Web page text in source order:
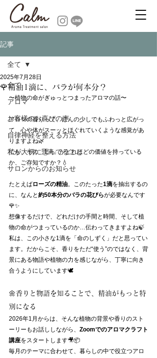
記事
全て
アロマ
お客様のお喜びの声
自律神経を整える方法
私が大切に思ってること
サロンからのお知らせ
全て
🌹精油1滴に、バラが何本分？
2025年7月28日
〜植物の命がぎゅっとつまったアロマの話〜
アロマの香りって、ほんの少しでもふわっと広がっ
て、心や体がスーッとほぐれていくような感覚があ
りますよね🌿
でも、その「1滴」がどれほどの価値を持っている
か、ご存知ですか？💧
たとえばローズの精油。このたった1滴を抽出するの
に、なんと約50本分のバラの花びらが必要なんです
🌹✨
想像するだけで、どれだけの手間と時間、そして植
物の命がつまっているのか…伝わってきますよね🍃
私は、この小さな1滴を「命のしずく」だと思ってい
ます。だからこそ、香りをただ“使う”のではなく、背
景にある物語や植物の力を感じながら、丁寧に向き
合うようにしています🕊️
🌼香りと物語を知ることで、精油がもっと特
別になる
2026年1月からは、そんな植物の背景や香りのスト
ーリーもお話ししながら、 Zoomでのアロマクラフト
講座をスタートします🎥📦
毎月のテーマに合わせて、暮らしの中で役立つアロ